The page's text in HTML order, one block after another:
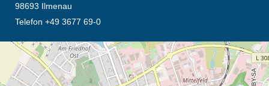
98693 Ilmenau
Telefon +49 3677 69-0
Öffnet die Anfahrtsbeschreibung in neuem Tab (Karte)